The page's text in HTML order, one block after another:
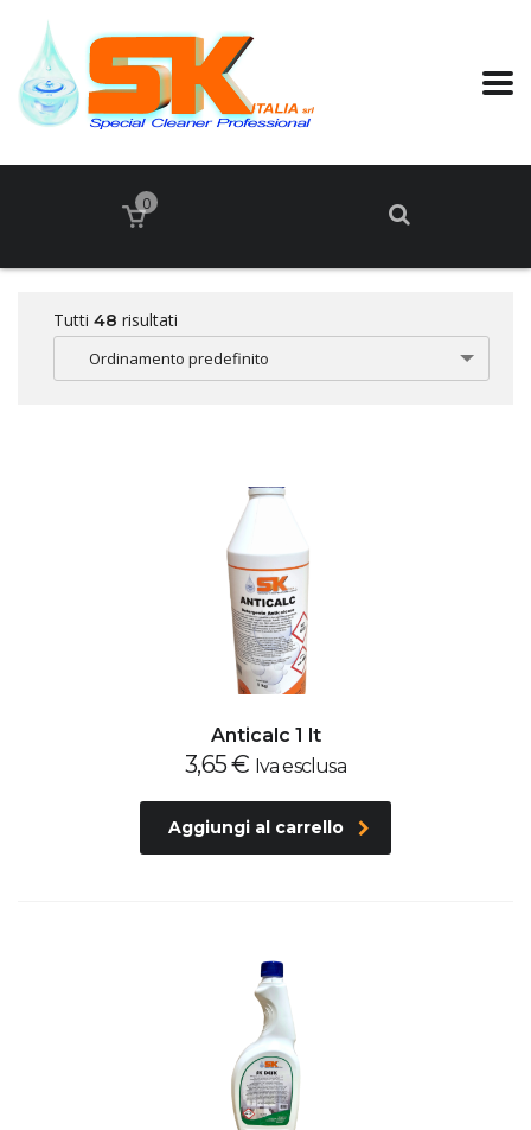
0
Tutti 48 risultati
Ordinamento predefinito
Anticalc 1 lt
3,65€ Iva esclusa
Aggiungi al carrello